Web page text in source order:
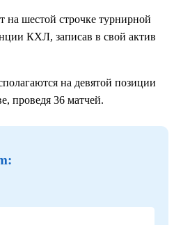
на шестой строчке турнирной
КХЛ, записав в свой актив
на девятой позиции
проведя 36 матчей.